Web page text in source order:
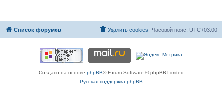
Список форумов Часовой пояс: UTC+03:00
Удалить cookies
Создано на основе phpBB® Forum Software © phpBB Limited
Русская поддержка phpBB